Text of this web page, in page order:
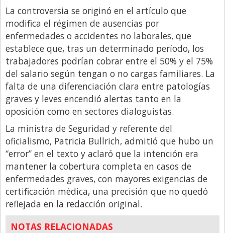
La controversia se originó en el artículo que
modifica el régimen de ausencias por
enfermedades o accidentes no laborales, que
establece que, tras un determinado período, los
trabajadores podrían cobrar entre el 50% y el 75%
del salario según tengan o no cargas familiares. La
falta de una diferenciación clara entre patologías
graves y leves encendió alertas tanto en la
oposición como en sectores dialoguistas.
La ministra de Seguridad y referente del
oficialismo, Patricia Bullrich, admitió que hubo un
“error” en el texto y aclaró que la intención era
mantener la cobertura completa en casos de
enfermedades graves, con mayores exigencias de
certificación médica, una precisión que no quedó
reflejada en la redacción original.
NOTAS RELACIONADAS